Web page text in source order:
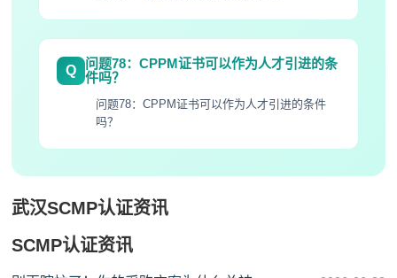
Q
问题78：CPPM证书可以作为人才引进的条
件吗？
问题78：CPPM证书可以作为人才引进的条件
吗？
武汉SCMP认证资讯
SCMP认证资讯